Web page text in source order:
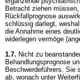
Betracht ziehen
Rückfallprognose
schlüssig darlegt,
die Annahme eines
widerlegen vermöge
1.7. Nicht zu
Behandlungsprognose
Beschwerdeführers. Sie
ab, wonach unter